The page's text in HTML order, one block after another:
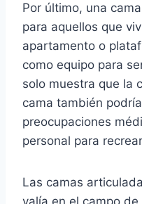
Por último, una
para aquellos que
apartamento o
como equipo para
solo muestra que la
cama también
preocupaciones
personal para
Las camas